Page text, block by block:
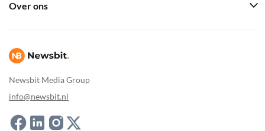
Newsbit Media Group
info@newsbit.nl
Over ons